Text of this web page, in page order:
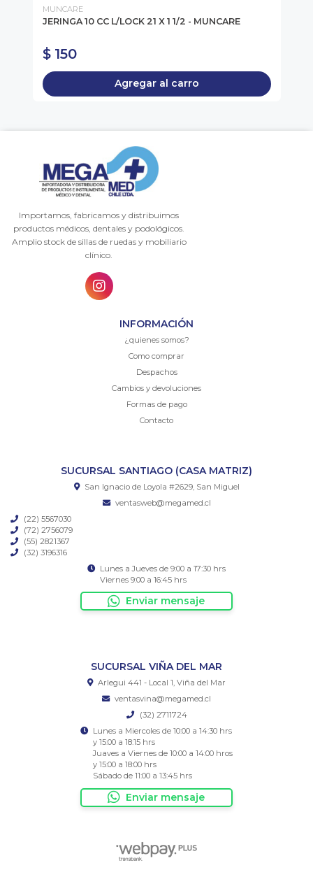
MUNCARE
JERINGA 10 CC L/LOCK 21 X 1 1/2 - MUNCARE
$ 150
Agregar al carro
Importamos, fabricamos y distribuimos
productos médicos, dentales y podológicos.
Amplio stock de sillas de ruedas y mobiliario
clínico.
INFORMACIÓN
¿quienes somos?
Como comprar
Despachos
Cambios y devoluciones
Formas de pago
Contacto
SUCURSAL SANTIAGO (CASA MATRIZ)
San Ignacio de Loyola #2629, San Miguel
ventasweb@megamed.cl
(22) 5567030
(72) 2756079
(55) 2821367
(32) 3196316
Lunes a Jueves de 9:00 a 17:30 hrs
Viernes 9:00 a 16:45 hrs
Enviar mensaje
SUCURSAL VIÑA DEL MAR
Arlegui 441 - Local 1, Viña del Mar
ventasvina@megamed.cl
(32) 2711724
Lunes a Miercoles de 10:00 a 14:30 hrs
y 15:00 a 18:15 hrs
Juaves a Viernes de 10:00 a 14:00 hros
y 15:00 a 18:00 hrs
Sábado de 11:00 a 13:45 hrs
Enviar mensaje